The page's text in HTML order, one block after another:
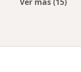
Ver más (15)